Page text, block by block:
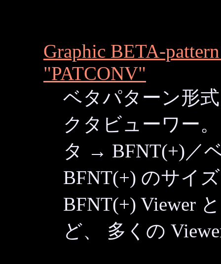
Graphic BETA-
"PATCONV"
ベタパターン形
クタビューワー
タ → BFNT(+)／
BFNT(+) のサイ
BFNT(+) Viewer
ど、 多くの